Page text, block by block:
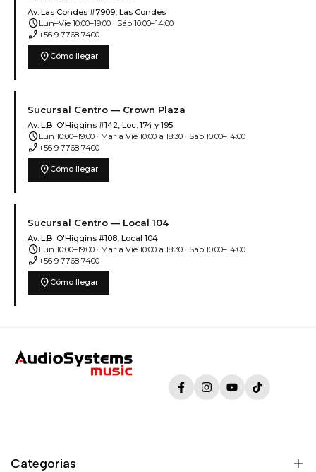
Av. Las Condes #7909, Las Condes
scheduleLun–Vie 10:00–19:00 · Sáb 10:00–14:00
phone_enabled +56 9 7768 7400
location_on Cómo llegar
Sucursal Centro — Crown Plaza
Av. L.B. O'Higgins #142, Loc. 174 y 195
scheduleLun 10:00–19:00 · Mar a Vie 10:00 a 18:30 · Sáb 10:00–14:00
phone_enabled +56 9 7768 7400
location_on Cómo llegar
Sucursal Centro — Local 104
Av. L.B. O'Higgins #108, Local 104
scheduleLun 10:00–19:00 · Mar a Vie 10:00 a 18:30 · Sáb 10:00–14:00
phone_enabled +56 9 7768 7400
location_on Cómo llegar
FacebookInstagramYouTubeTikTok
Categorias